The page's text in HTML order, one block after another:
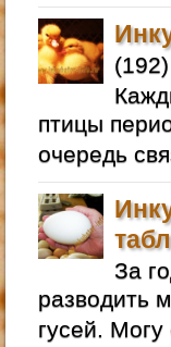
(192)
птицы
очередь
За
разводить
гусей.